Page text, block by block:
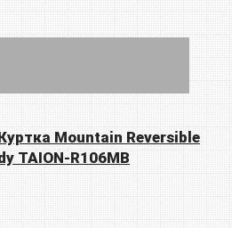
Mountain Reversible
TAION-R106MB